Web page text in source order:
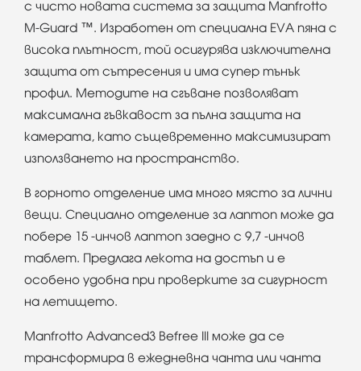
с чисто новата система за защита Manfrotto
M-Guard ™. Изработен от специална EVA пяна с
висока плътност, той осигурява изключителна
защита от сътресения и има супер тънък
профил. Методите на сгъване позволяват
максимална гъвкавост за пълна защита на
камерата, като същевременно максимизират
използването на пространство.
В горното отделение има много място за лични
вещи. Специално отделение за лаптоп може да
побере 15 -инчов лаптоп заедно с 9,7 -инчов
таблет. Предлага лекота на достъп и е
особено удобна при проверките за сигурност
на летището.
Manfrotto Advanced3 Befree III може да се
трансформира в ежедневна чанта или чанта